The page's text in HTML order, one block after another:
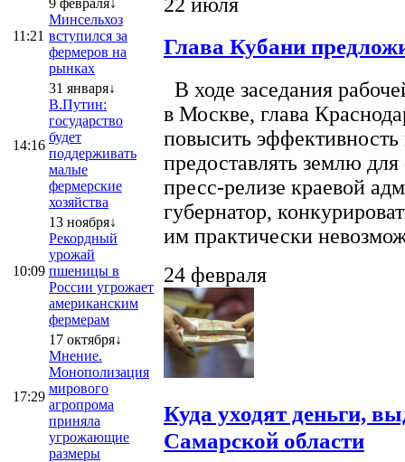
11:21
Минсельхоз
вступился за
фермеров на
рынках
14:16
31 января↓
В.Путин:
государство
будет
поддерживать
малые
фермерские
хозяйства
10:09
13 ноября↓
Рекордный
урожай
пшеницы в
России угрожает
американским
фермерам
17:29
17 октября↓
Мнение.
Монополизация
мирового
агропрома
приняла
угрожающие
размеры
Глава Кубани
В ходе заседания
в Москве, глава
повысить эффективность
предоставлять землю
пресс-релизе краевой
губернатор,
им практически
24 февраля
Куда уходят деньги,
Самарской области